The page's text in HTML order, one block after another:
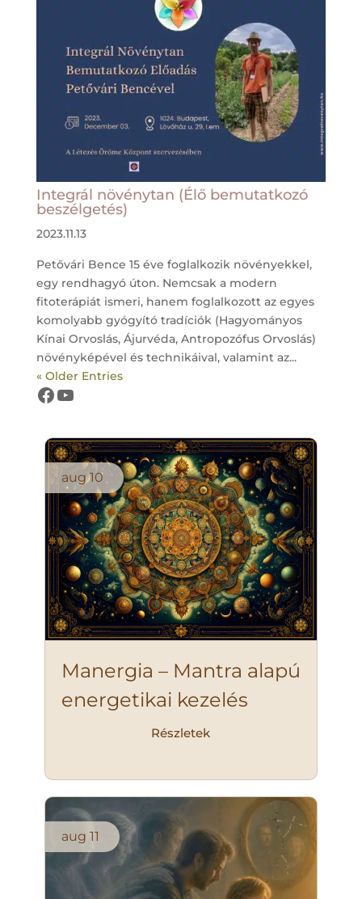
Integrál növénytan (Élő bemutatkozó
beszélgetés)
2023.11.13
Petővári Bence 15 éve foglalkozik növényekkel,
egy rendhagyó úton. Nemcsak a modern
fitoterápiát ismeri, hanem foglalkozott az egyes
komolyabb gyógyító tradíciók (Hagyományos
Kínai Orvoslás, Ájurvéda, Antropozófus Orvoslás)
növényképével és technikáival, valamint az...
« Older Entries
Létezés Öröme Központ oldala
Létezés Öröme Központ csatornája
aug 10
Manergia – Mantra alapú
energetikai kezelés
Részletek
aug 11